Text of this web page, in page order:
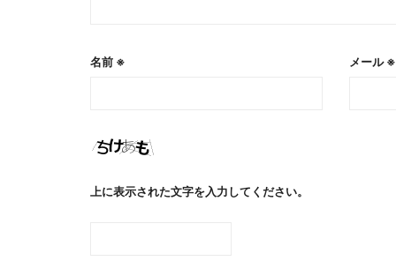
名前 ※ メール※
上に表示された文字を入力してください。